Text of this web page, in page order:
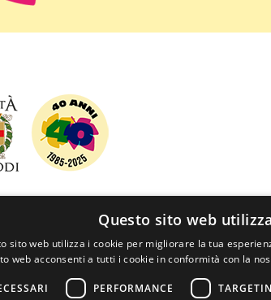
dal
conAstem Spa
Questo sito web
sito web utilizza i cookie per migliorare la tua
web acconsenti a tutti i cookie in conformità con la
PERFORMANCE